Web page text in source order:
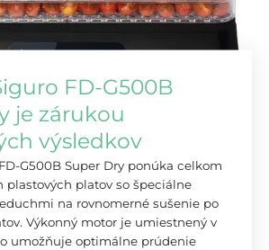
FD-G500B
je zárukou
výsledkov
G500B Super Dry ponúka celkom
plastových platov so špeciálne
na rovnomerné sušenie po
Výkonný motor je umiestnený v
umožňuje optimálne prúdenie